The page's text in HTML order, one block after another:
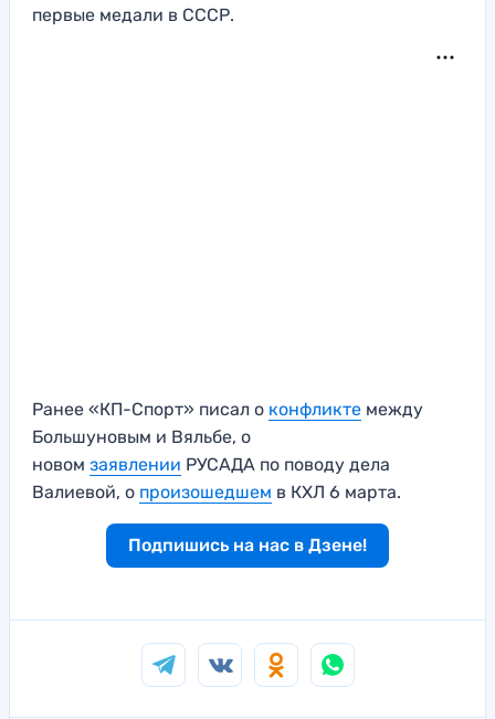
первые медали в СССР.
Ранее «КП-Спорт» писал о конфликте между
Большуновым и Вяльбе, о
новом заявлении РУСАДА по поводу дела
Валиевой, о произошедшем в КХЛ 6 марта.
Подпишись на нас в Дзене!